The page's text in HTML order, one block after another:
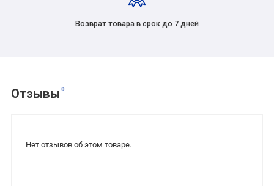
Возврат товара в срок до 7 дней
Отзывы 0
Нет отзывов об этом товаре.